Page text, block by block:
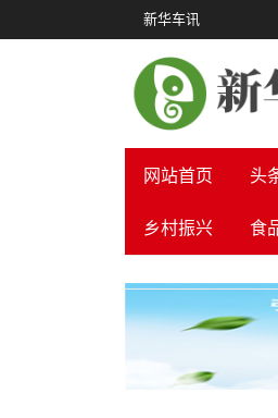
新华车讯
网站首页 头
乡村振兴 食